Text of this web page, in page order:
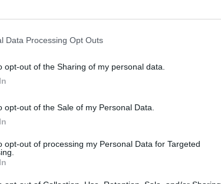
Data Processing Opt Outs
opt-out of the Sharing of my personal data.
opt-out of the Sale of my Personal Data.
opt-out of processing my Personal Data for Targeted
1 di 5
parco di Legnano anche una lettura di poesie